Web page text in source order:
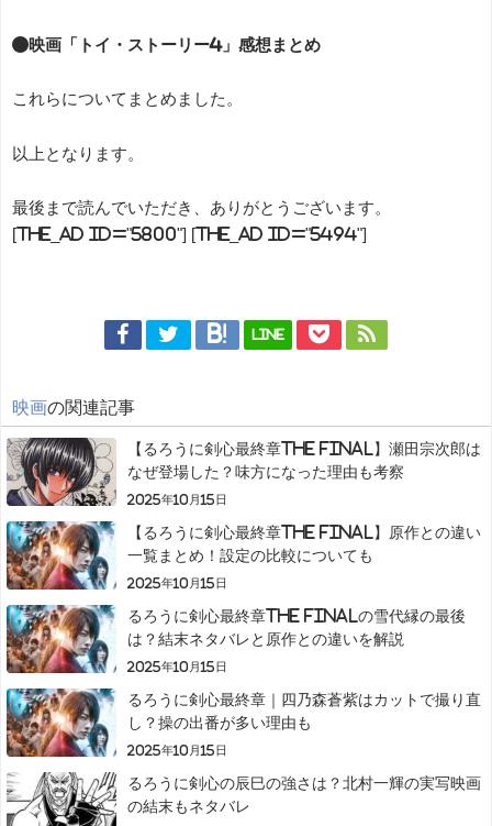
●映画「トイ・ストーリー4」感想まとめ
これらについてまとめました。
以上となります。
最後まで読んでいただき、ありがとうございます。
[the_ad id="5800"] [the_ad id="5494"]
LINE
映画の関連記事
【るろうに剣心最終章The Final】瀬田宗次郎は
なぜ登場した？味方になった理由も考察
2025年10月15日
【るろうに剣心最終章The Final】原作との違い
一覧まとめ！設定の比較についても
2025年10月15日
るろうに剣心最終章The Finalの雪代縁の最後
は？結末ネタバレと原作との違いを解説
2025年10月15日
るろうに剣心最終章｜四乃森蒼紫はカットで撮り直
し？操の出番が多い理由も
2025年10月15日
るろうに剣心の辰巳の強さは？北村一輝の実写映画
の結末もネタバレ